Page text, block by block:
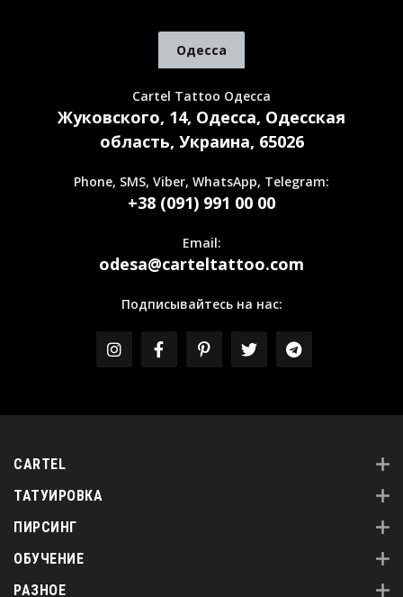
Одесса
Cartel Tattoo Одесса
Жуковского, 14, Одесса, Одесская
область, Украина, 65026
Phone, SMS, Viber, WhatsApp, Telegram:
+38 (091) 991 00 00
Email:
odesa@carteltattoo.com
Подписывайтесь на нас:
CARTEL
ТАТУИРОВКА
ПИРСИНГ
ОБУЧЕНИЕ
РАЗНОЕ